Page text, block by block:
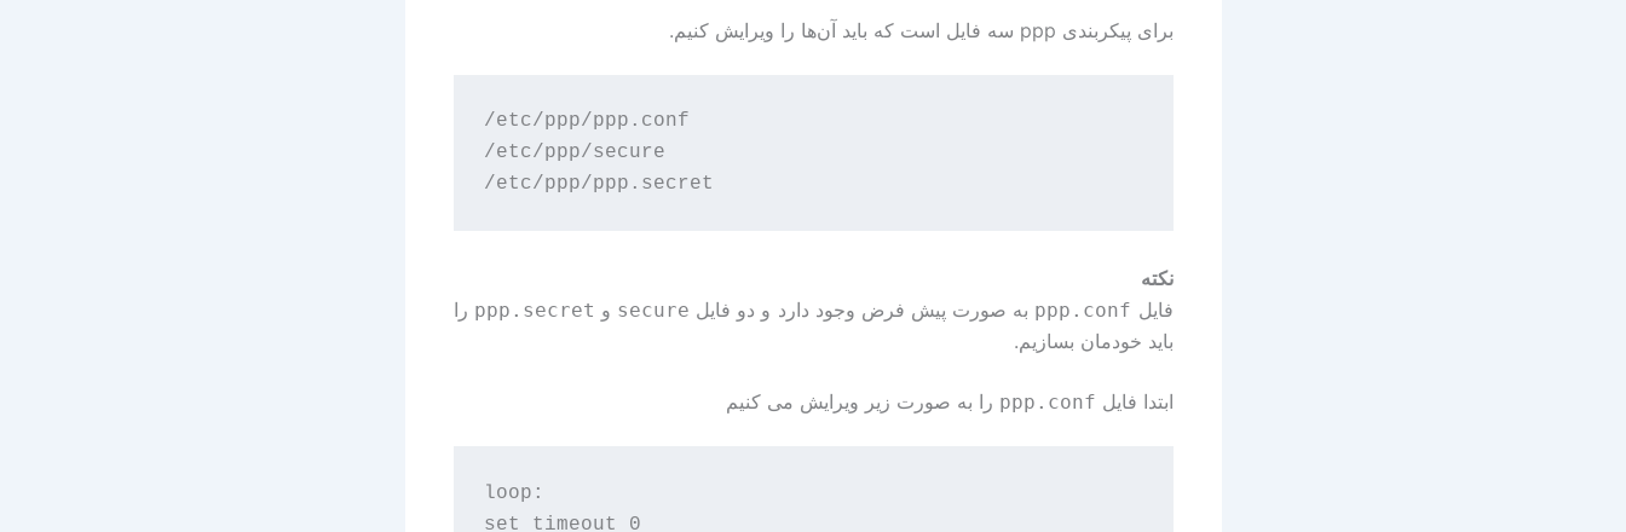
برای پیکربندی ppp سه فایل است که باید آن‌ها را ویرایش کنیم.
/etc/ppp/ppp.conf
/etc/ppp/secure
نکته
فایل ppp.conf به صورت پیش فرض وجود دارد و دو فایل secure و ppp.secret را
باید خودمان بسازیم.
ابتدا فایل ppp.conf را به صورت زیر ویرایش می کنیم
loop:
set timeout 0